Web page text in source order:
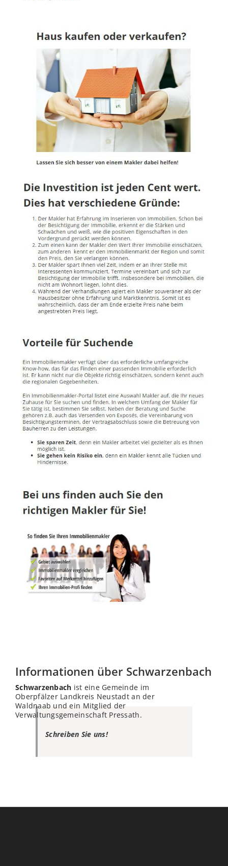
Informationen über Schwarzenbach
Schwarzenbach ist eine Gemeinde im
Oberpfälzer Landkreis Neustadt an der
Waldnaab und ein Mitglied der
Verwaltungsgemeinschaft Pressath.
Schreiben Sie uns!